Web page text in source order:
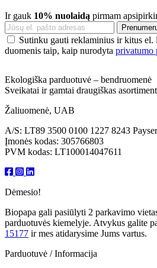
Ir gauk 10% nuolaidą pirmam
Sutinku gauti reklaminius ir kitus el.
duomenis taip, kaip nurodyta privatumo
Ekologiška parduotuvė – bendruomenė
Sveikatai ir gamtai draugiškas
Žaliuomenė, UAB
A/S: LT89 3500 0100 1227 8243
Įmonės kodas: 305766803
PVM kodas: LT100014047611
Dėmesio!
Biopapa gali pasiūlyti 2 parkavimo
parduotuvės kiemelyje. Atvykus galite
15177 ir mes atidarysime Jums vartus.
Parduotuvė / Informacija